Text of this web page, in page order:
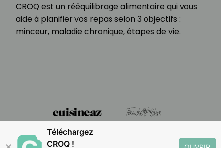
CROQ est un rééquilibrage alimentaire qui vous
aide à planifier vos repas selon 3 objectifs :
minceur, maladie chronique, étapes de vie.
Téléchargez
CROQ !